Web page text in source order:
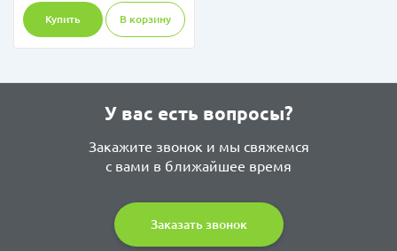
Купить В корзину
У вас есть вопросы?
Закажите звонок и мы свяжемся
с вами в ближайшее время
Заказать звонок